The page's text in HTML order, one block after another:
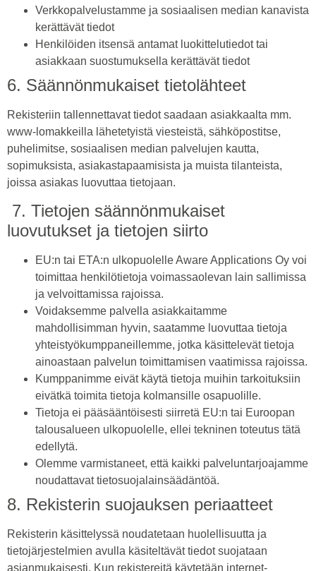
Verkkopalvelustamme ja sosiaalisen median kanavista
kerättävät tiedot
Henkilöiden itsensä antamat luokittelutiedot tai
asiakkaan suostumuksella kerättävät tiedot
6. Säännönmukaiset tietolähteet
Rekisteriin tallennettavat tiedot saadaan asiakkaalta mm.
www-lomakkeilla lähetetyistä viesteistä, sähköpostitse,
puhelimitse, sosiaalisen median palvelujen kautta,
sopimuksista, asiakastapaamisista ja muista tilanteista,
joissa asiakas luovuttaa tietojaan.
7. Tietojen säännönmukaiset
luovutukset ja tietojen siirto
EU:n tai ETA:n ulkopuolelle Aware Applications Oy voi
toimittaa henkilötietoja voimassaolevan lain sallimissa
ja velvoittamissa rajoissa.
Voidaksemme palvella asiakkaitamme
mahdollisimman hyvin, saatamme luovuttaa tietoja
yhteistyökumppaneillemme, jotka käsittelevät tietoja
ainoastaan palvelun toimittamisen vaatimissa rajoissa.
Kumppanimme eivät käytä tietoja muihin tarkoituksiin
eivätkä toimita tietoja kolmansille osapuolille.
Tietoja ei pääsääntöisesti siirretä EU:n tai Euroopan
talousalueen ulkopuolelle, ellei tekninen toteutus tätä
edellytä.
Olemme varmistaneet, että kaikki palveluntarjoajamme
noudattavat tietosuojalainsäädäntöä.
8. Rekisterin suojauksen periaatteet
Rekisterin käsittelyssä noudatetaan huolellisuutta ja
tietojärjestelmien avulla käsiteltävät tiedot suojataan
asianmukaisesti. Kun rekistereitä käytetään internet-